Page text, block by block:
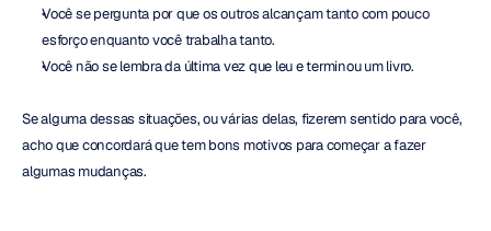
Você se pergunta por que os outros alcançam tanto com pouco
esforço enquanto você trabalha tanto.
Você não se lembra da última vez que leu e terminou um livro.
Se alguma dessas situações, ou várias delas, fizerem sentido para você,
acho que concordará que tem bons motivos para começar a fazer
algumas mudanças.